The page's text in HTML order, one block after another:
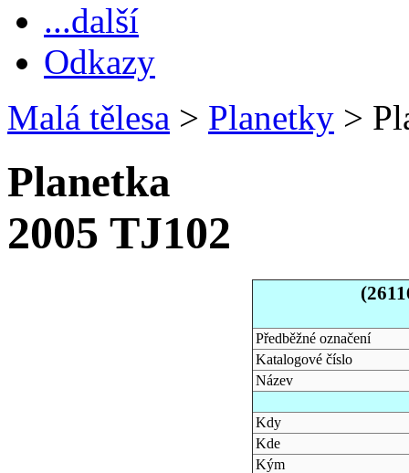
...další
Odkazy
Malá tělesa > Planetky >
Planetka
2005 TJ102
Předběžné označení
Katalogové číslo
Název
Kdy
Kde
Kým